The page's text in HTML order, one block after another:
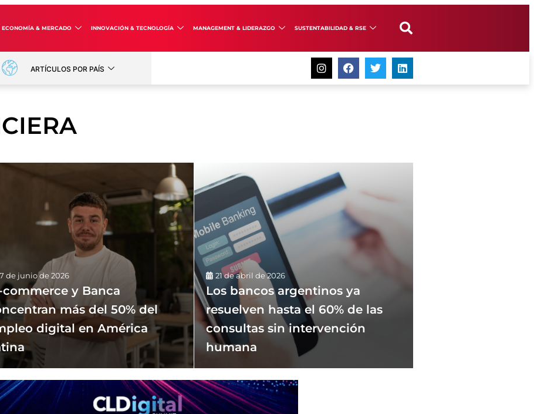
ECONOMÍA & MERCADO INNOVACIÓN & TECNOLOGÍA MANAGEMENT & LIDERAZGO SUSTENTABILIDAD & RSE
ARTÍCULOS POR PAÍS
de junio de 2026
commerce y Banca
más del 50% del
digital en América
21 de abril de 2026
Los bancos argentinos ya
resuelven hasta el 60% de las
consultas sin intervención
humana